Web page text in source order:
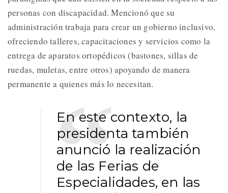
personas con discapacidad. Mencionó que su
administración trabaja para crear un gobierno inclusivo,
ofreciendo talleres, capacitaciones y servicios como la
entrega de aparatos ortopédicos (bastones, sillas de
ruedas, muletas, entre otros) apoyando de manera
permanente a quienes más lo necesitan.
En este contexto, la
presidenta también
anunció la realización
de las Ferias de
Especialidades, en las